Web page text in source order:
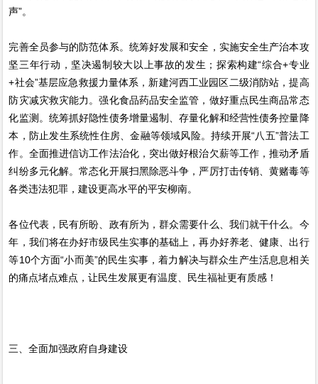
声”。
完善全员参与的防范体系。统筹好发展和安全，实施安全生产治本攻
坚三年行动，坚决遏制较大以上事故的发生；探索构建“综合+专业
+社会”基层应急救援力量体系，新建河西工业园区二级消防站，提高
防灾减灾救灾能力。强化食品药品安全监管，做好重点民生商品常态
化监测。统筹抓好隐性债务增量遏制、存量化解和经营性债务控量降
本，防止发生系统性住房、金融等领域风险。持续开展“八五”普法工
作。全面推进信访工作法治化，突出做好根治欠薪等工作，推动矛盾
纠纷多元化解。常态化开展扫黑除恶斗争，严厉打击传销、黄赌毒等
各类违法犯罪，建设更高水平的平安柳南。
各位代表，民有所盼、政有所为，群众需要什么、我们就干什么。今
年，我们将在办好市级民生实事的基础上，再办好养老、健康、出行
等10个方面“小而美”的民生实事，着力解决与群众生产生活息息相关
的痛点堵点难点，让民生发展更有温度、民生福祉更有质感！
三、全面加强政府自身建设